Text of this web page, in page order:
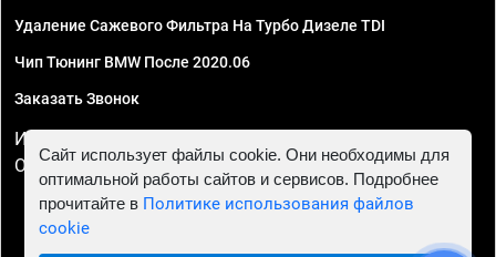
Удаление Сажевого Фильтра На Турбо Дизеле TDI
Чип Тюнинг BMW После 2020.06
Заказать Звонок
ИП Смирнов Георгий Павлович. ИНН 781302555843,
ОГРНИП 324470400032610
Сайт использует файлы cookie. Они необходимы для
оптимальной работы сайтов и сервисов. Подробнее
прочитайте в Политике использования файлов
cookie